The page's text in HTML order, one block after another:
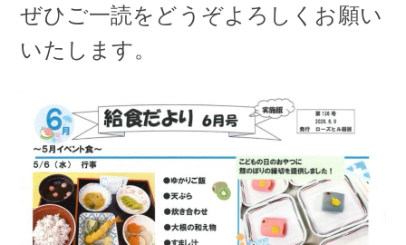
ぜひご一読をどうぞよろしくお願い
いたします。